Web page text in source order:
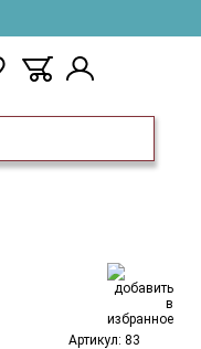
Артикул: 83